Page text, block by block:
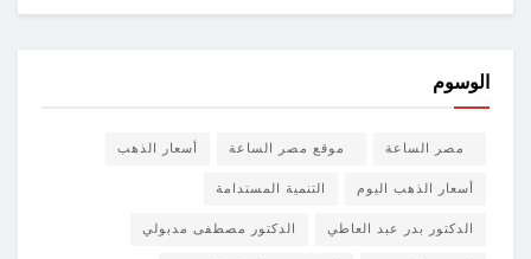
الوسوم
مصر الساعة موقع مصر الساعة أسعار الذهب
أسعار الذهب اليوم التنمية المستدامة
الدكتور بدر عبد العاطي الدكتور مصطفى مدبولي